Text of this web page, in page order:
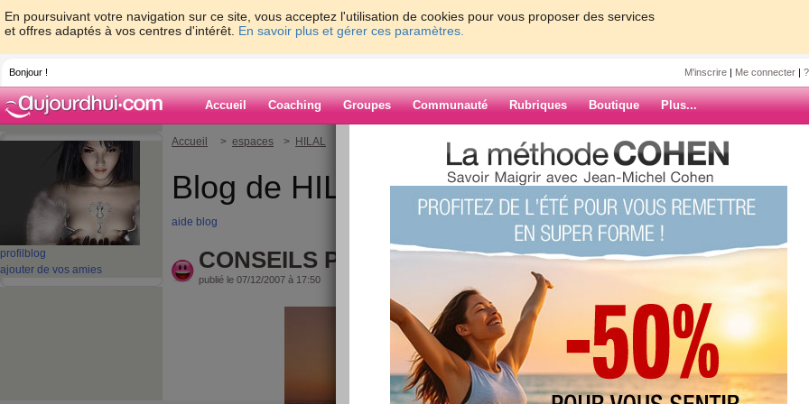
En poursuivant votre navigation sur ce site, vous acceptez l'utilisation de cookies pour vous proposer des services
et offres adaptés à vos centres d'intérêt. En savoir plus et gérer ces paramètres.
Bonjour ! M'inscrire | Me connecter |
Accueil Coaching Groupes Communauté Rubriques Boutique Plus...
profil blog
ajouter de vos amies
Accueil > espaces > HILAL > CONSEILS POUR LA COURSE !!!
Blog de HILAL
aide blog
CONSEILS POUR LA COURSE !!!
publié le 07/12/2007 à 17:50
ARCHIVES